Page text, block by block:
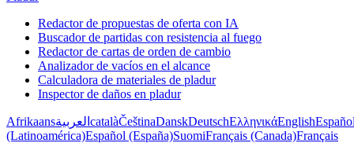
Redactor de propuestas de oferta con IA
Buscador de partidas con resistencia al fuego
Redactor de cartas de orden de cambio
Analizador de vacíos en el alcance
Calculadora de materiales de pladur
Inspector de daños en pladur
Afrikaansالعربية catalàČeštinaDanskDeutschΕλληνικάEnglish
(Latinoamérica)Español (España)SuomiFrançais (Canada)Français